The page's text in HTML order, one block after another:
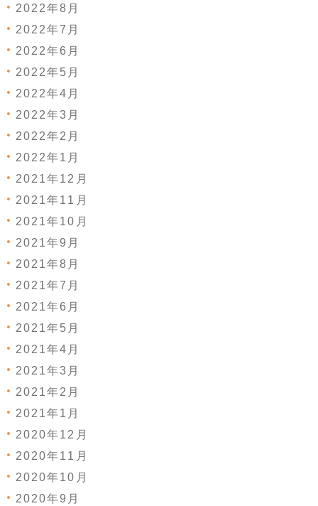
2022年8月
2022年7月
2022年6月
2022年5月
2022年4月
2022年3月
2022年2月
2022年1月
2021年12月
2021年11月
2021年10月
2021年9月
2021年8月
2021年7月
2021年6月
2021年5月
2021年4月
2021年3月
2021年2月
2021年1月
2020年12月
2020年11月
2020年10月
2020年9月